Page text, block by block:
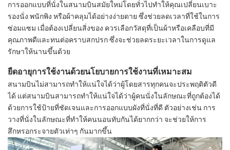
การออกแบบที่นั่งในสนามบินสมัยใหม่โดยทั่วไปทำให้คุณเปลี่ยนเบาะ
รองนั่ง พนักพิง หรือผ้าคลุมได้อย่างง่ายดาย ซึ่งช่วยลดเวลาที่ใช้ในการ
ซ่อมแซม เมื่อต้องเปลี่ยนสิ่งของ ควรเลือกวัสดุที่เป็นผ้าหรือเคลือบที่มี
คุณภาพดีและทนต่อคราบสกปรก ซึ่งจะช่วยลดระยะเวลาในการดูแล
รักษาให้นานขึ้นด้วย
ยืดอายุการใช้งานด้วยนโยบายการใช้งานที่เหมาะสม
สนามบินไม่สามารถทำให้แน่ใจได้ว่าผู้โดยสารทุกคนจะประพฤติตัวดี
ได้ แต่สนามบินสามารถทำให้แน่ใจได้ว่าผู้คนนั่งในลักษณะที่ถูกต้องได้
ด้วยการใช้ป้ายที่ชัดเจนและการออกแบบผังที่นั่งที่ดี ตัวอย่างเช่น การ
วางที่นั่งในลักษณะที่ทำให้คนนอนทับกันได้ยากกว่า จะช่วยให้การ
สึกหรอกระจายตัวเท่าๆ กันมากขึ้น